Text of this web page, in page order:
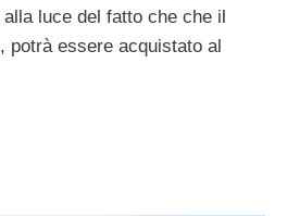
alla luce del fatto che che il
potrà essere acquistato al